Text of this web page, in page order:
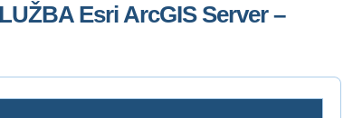
Esri ArcGIS Server –